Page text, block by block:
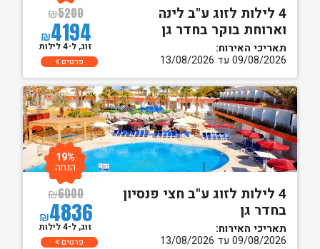
4 לילות לזוג ע"ב לינה
וארוחת בוקר בחדר גן
תאריכי האירוח:
09/08/2026 עד 13/08/2026
₪5200
₪4194
זוג, ל-4 לילות
פרטים
4 לילות לזוג ע"ב חצי פנסיון
בחדר גן
תאריכי האירוח:
09/08/2026 עד 13/08/2026
₪6000
₪4836
19%
הנחה
זוג, ל-4 לילות
פרטים